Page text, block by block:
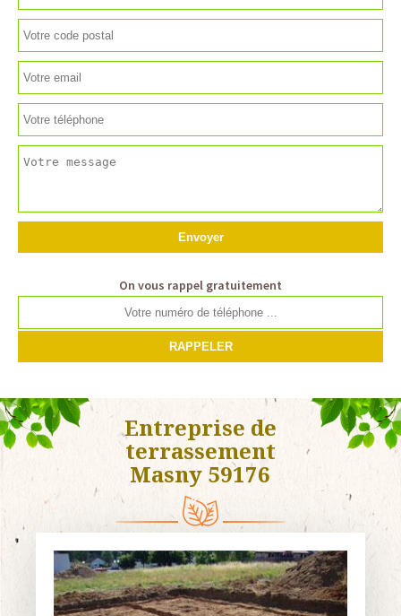
On vous rappel gratuitement
Entreprise de
terrassement
Masny 59176